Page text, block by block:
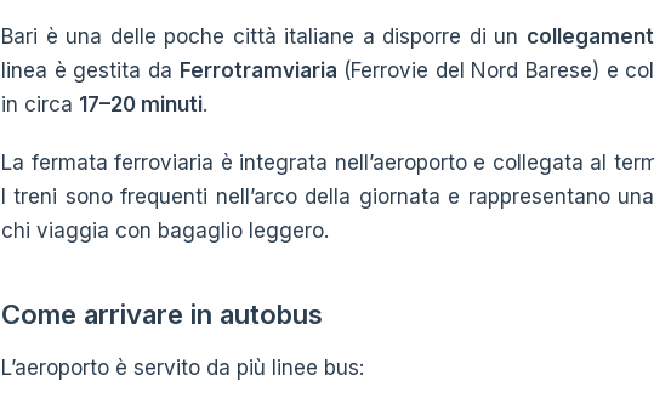
Bari è una delle poche città italiane a disporre di un
linea è gestita da Ferrotramviaria (Ferrovie del Nord Barese) e
in circa 17–20 minuti.
La fermata ferroviaria è integrata nell’aeroporto e collegata al
I treni sono frequenti nell’arco della giornata e rappresentano
chi viaggia con bagaglio leggero.
Come arrivare in autobus
L’aeroporto è servito da più linee bus: